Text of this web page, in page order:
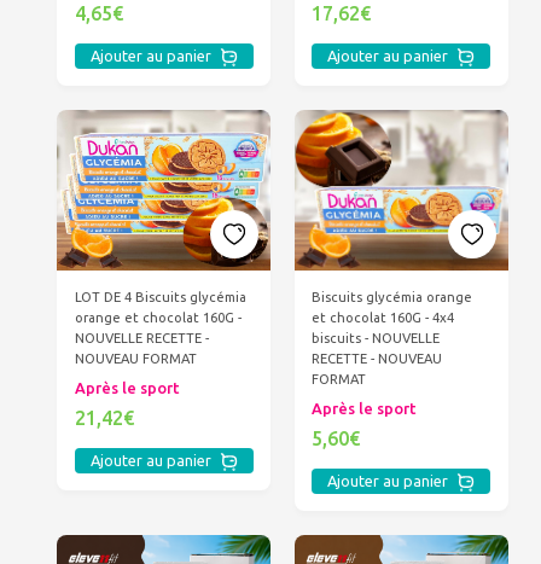
4,65€
Ajouter au panier
17,62€
Ajouter au panier
LOT DE 4 Biscuits glycémia
orange et chocolat 160G -
NOUVELLE RECETTE -
NOUVEAU FORMAT
Après le sport
21,42€
Ajouter au panier
Biscuits glycémia orange
et chocolat 160G - 4x4
biscuits - NOUVELLE
RECETTE - NOUVEAU
FORMAT
Après le sport
5,60€
Ajouter au panier